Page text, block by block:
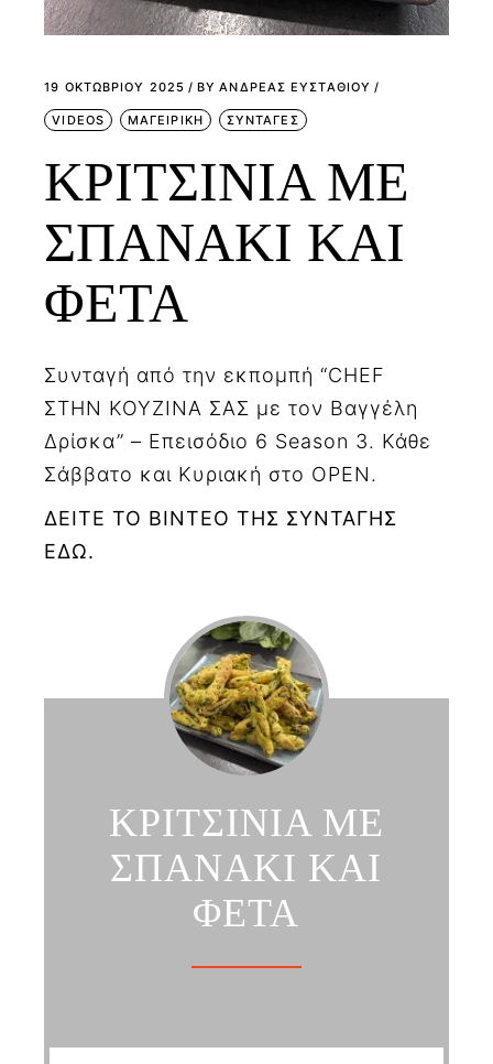
19 ΟΚΤΩΒΡΊΟΥ 2025 BY ΑΝΔΡΕΑΣ ΕΥΣΤΑΘΙΟΥ
VIDEOS ΜΑΓΕΙΡΙΚΗ ΣΥΝΤΑΓΕΣ
ΚΡΙΤΣΙΝΙΑ ΜΕ
ΣΠΑΝΑΚΙ ΚΑΙ
ΦΕΤΑ
Συνταγή από την εκπομπή “CHEF
ΣΤΗΝ ΚΟΥΖΙΝΑ ΣΑΣ με τον Βαγγέλη
Δρίσκα” – Επεισόδιο 6 Season 3. Κάθε
Σάββατο και Κυριακή στο OPEN.
ΔΕΙΤΕ ΤΟ ΒΙΝΤΕΟ ΤΗΣ ΣΥΝΤΑΓΗΣ
ΕΔΩ.
ΚΡΙΤΣΙΝΙΑ ΜΕ
ΣΠΑΝΑΚΙ ΚΑΙ
ΦΕΤΑ